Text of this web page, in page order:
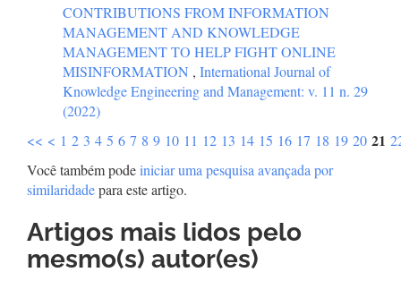
CONTRIBUTIONS FROM INFORMATION
MANAGEMENT AND KNOWLEDGE
MANAGEMENT TO HELP FIGHT ONLINE
MISINFORMATION , International Journal of
Knowledge Engineering and Management: v. 11 n. 29
(2022)
<< < 1 2 3 4 5 6 7 8 9 10 11 12 13 14 15 16 17 18 19 20 21
Você também podeiniciar uma pesquisa avançada por
similaridadepara este artigo.
Artigos mais lidos pelo
mesmo(s) autor(es)